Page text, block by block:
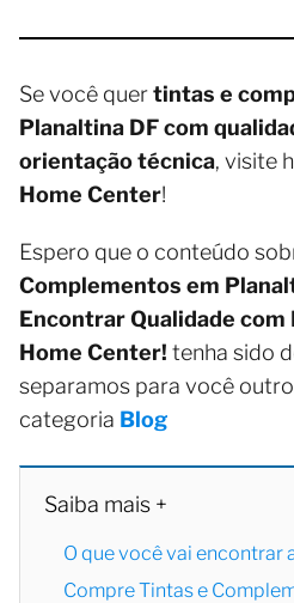
Se você quertintas e
Planaltina DF com
orientação técnica, visite
Home Center!
Espero que o conteúdo
Complementos em
Encontrar Qualidade com
Home Center! tenha sido
separamos para você
categoria Blog
Saiba mais +
O que você vai encontrar
Compre Tintas e